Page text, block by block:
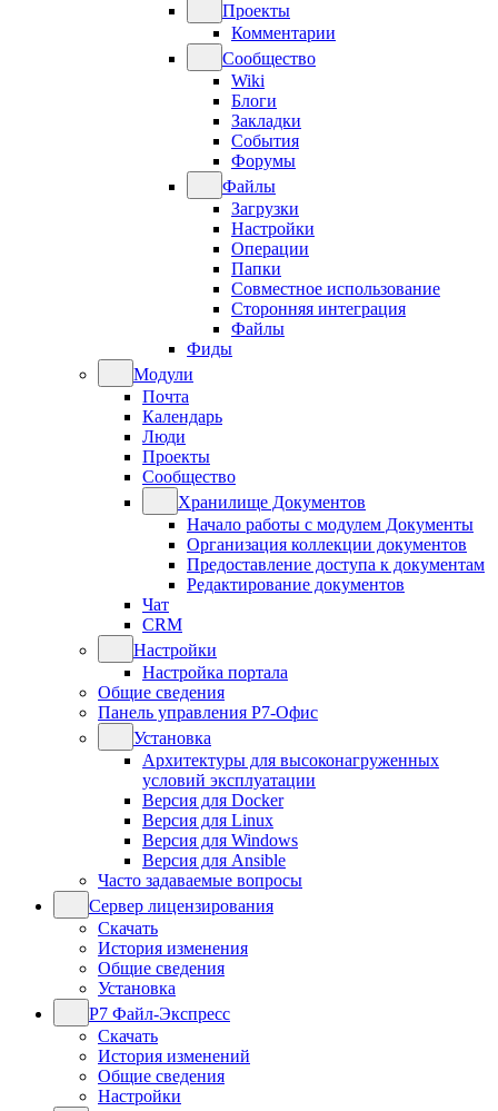
Проекты
Комментарии
Сообщество
Wiki
Блоги
Закладки
События
Форумы
Файлы
Загрузки
Настройки
Операции
Папки
Совместное использование
Сторонняя интеграция
Файлы
Фиды
Модули
Почта
Календарь
Люди
Проекты
Сообщество
Хранилище Документов
Начало работы с модулем Документы
Организация коллекции документов
Предоставление доступа к документам
Редактирование документов
Чат
CRM
Настройки
Настройка портала
Общие сведения
Панель управления Р7-Офис
Установка
Архитектуры для высоконагруженных
условий эксплуатации
Версия для Docker
Версия для Linux
Версия для Windows
Версия для Ansible
Часто задаваемые вопросы
Сервер лицензирования
Скачать
История изменения
Общие сведения
Установка
Р7 Файл-Экспресс
Скачать
История изменений
Общие сведения
Настройки